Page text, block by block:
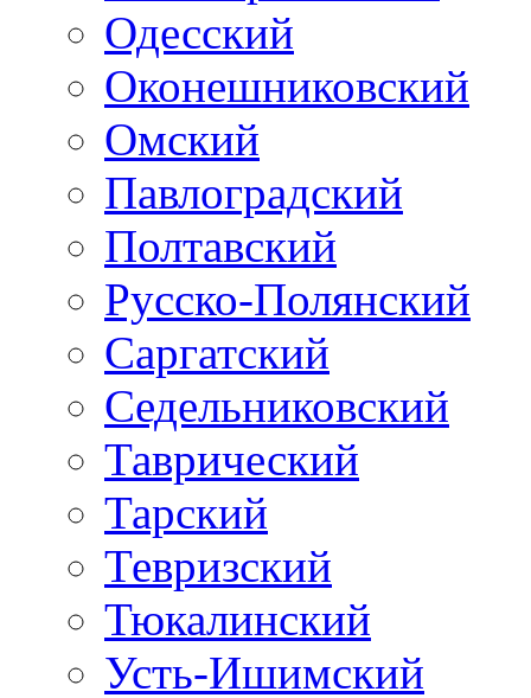
Одесский
Оконешниковский
Омский
Павлоградский
Полтавский
Русско-Полянский
Саргатский
Седельниковский
Таврический
Тарский
Тевризский
Тюкалинский
Усть-Ишимский